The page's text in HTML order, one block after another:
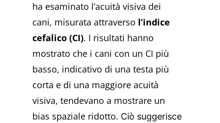
ha esaminato l’acuità visiva dei
cani, misurata attraverso l’indice
cefalico (CI). I risultati hanno
mostrato che i cani con un CI più
basso, indicativo di una testa più
corta e di una maggiore acuità
visiva, tendevano a mostrare un
bias spaziale ridotto. Ciò suggerisce